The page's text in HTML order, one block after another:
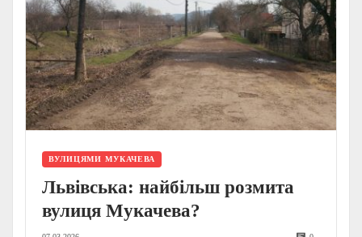
ВУЛИЦЯМИ МУКАЧЕВА
Львівська: найбільш розмита
вулиця Мукачева?